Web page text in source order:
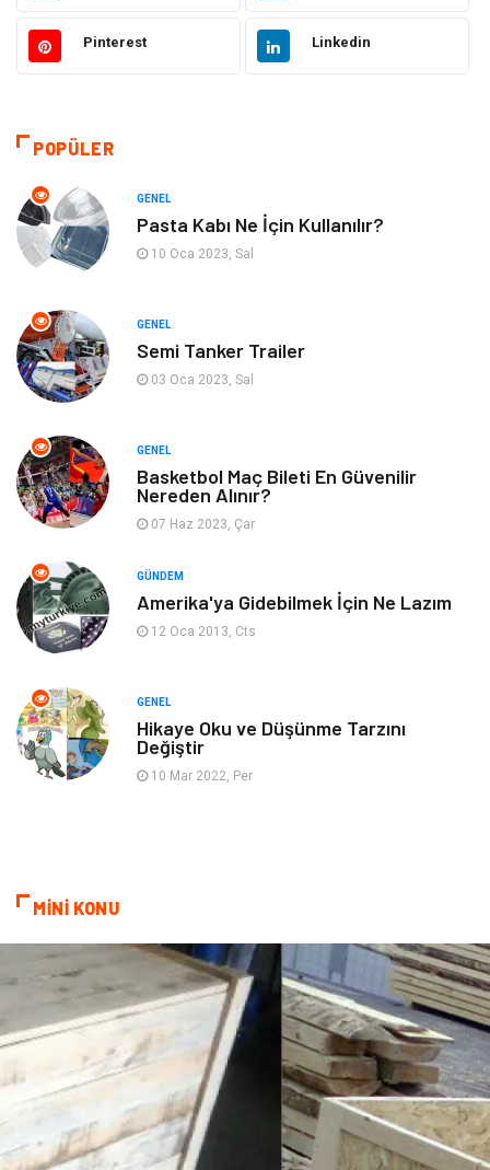
Hukuk Elektrik Elektronik
Makine
Kültür
Güzellik & Bakım
Finans & Ekonomi
Bilgisayar & Yazılım Mobilya
Bebek Giyim Moda
Blogroll
Markalar
Restaurant
Tarih
Pinterest Linkedin
POPÜLER
GENEL
Pasta Kabı Ne İçin Kullanılır?
10 Oca 2023, Sal
GENEL
Semi Tanker Trailer
03 Oca 2023, Sal
GENEL
Basketbol Maç Bileti En Güvenilir
Nereden Alınır?
07 Haz 2023, Çar
GÜNDEM
Amerika'ya Gidebilmek İçin Ne Lazım
12 Oca 2013, Cts
GENEL
Hikaye Oku ve Düşünme Tarzını
Değiştir
10 Mar 2022, Per
MİNİ KONU